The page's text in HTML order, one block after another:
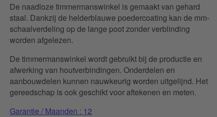
De naadloze timmermanswinkel is gemaakt van gehard
staal. Dankzij de helderblauwe poedercoating kan de mm-
schaalverdeling op de lange poot zonder verblinding
worden afgelezen.
De timmermanswinkel wordt gebruikt bij de productie en
afwerking van houtverbindingen. Onderdelen en
aanbouwdelen kunnen nauwkeurig worden uitgelijnd. Het
gereedschap is ook geschikt voor aftekenen en meten.
Garantie / Maanden : 12